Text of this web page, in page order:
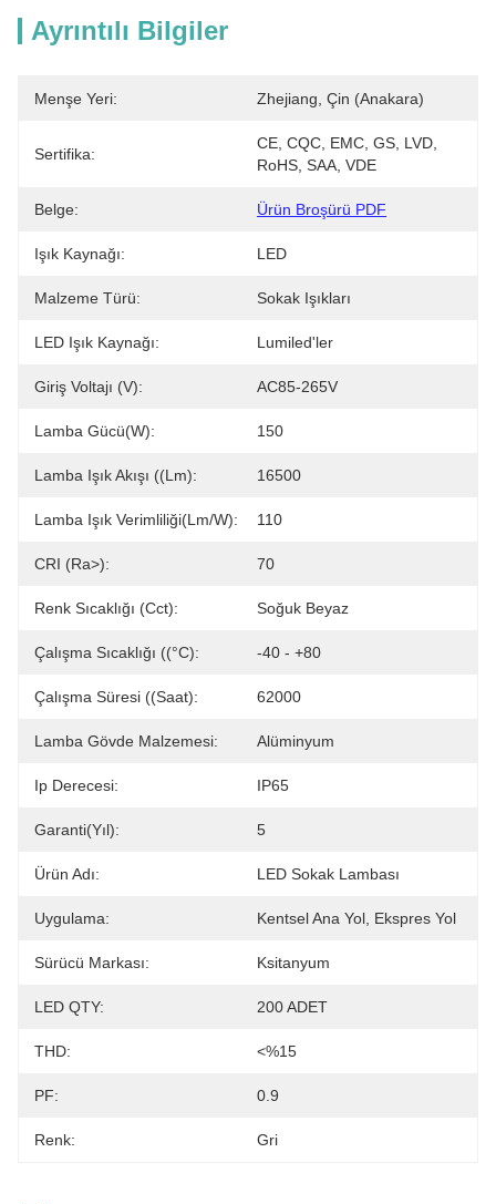
Ayrıntılı Bilgiler
Menşe Yeri: Zhejiang, Çin (Anakara)
Sertifika:
CE, CQC, EMC, GS, LVD,
RoHS, SAA, VDE
Belge: Ürün Broşürü PDF
Işık Kaynağı: LED
Malzeme Türü: Sokak Işıkları
LED Işık Kaynağı: Lumiled'ler
Giriş Voltajı (v): AC85-265V
Lamba Gücü(w): 150
Lamba Işık Akışı ((lm): 16500
Lamba Işık Verimliliği(lm/w): 110
CRI (Ra>): 70
Renk Sıcaklığı (cct): Soğuk Beyaz
Çalışma Sıcaklığı ((°C): -40 - +80
Çalışma Süresi ((Saat): 62000
Lamba Gövde Malzemesi: Alüminyum
Ip Derecesi: IP65
Garanti(Yıl): 5
Ürün Adı: LED Sokak Lambası
Uygulama: Kentsel Ana Yol, Ekspres Yol
Sürücü Markası: Ksitanyum
LED QTY: 200 ADET
THD: <%15
PF: 0.9
Renk: Gri